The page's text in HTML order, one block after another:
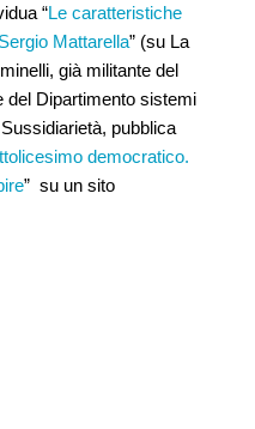
“Le caratteristiche
Mattarella” (su La
già militante del
del Dipartimento sistemi
pubblica
democratico.
” su un sito